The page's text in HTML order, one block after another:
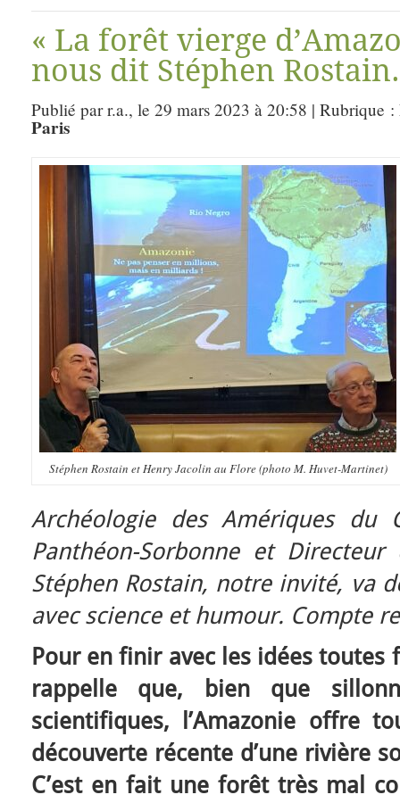
« La forêt vierge
nous dit Stéphen Rostain.
Publié par r.a., le 29 mars 2023 à 20:58 | Rubrique :
Paris
Stéphen Rostain et Henry Jacolin au Flore (photo M. Huvet-Martinet)
Archéologie des Amériques du
Panthéon-Sorbonne et Directeur
Stéphen Rostain, notre invité, va
avec science et humour. Compte
Pour en finir avec les idées
rappelle que, bien que
scientifiques, l’Amazonie offre
découverte récente d’une rivière
C’est en fait une forêt très mal